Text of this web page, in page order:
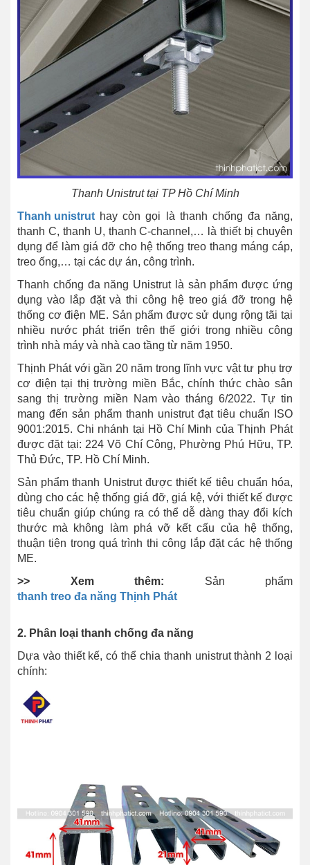
Thanh Unistrut tại TP Hồ Chí Minh
Thanh unistrut hay còn gọi là thanh chống đa năng,
thanh C, thanh U, thanh C-channel,… là thiết bị chuyên
dụng để làm giá đỡ cho hệ thống treo thang máng cáp,
treo ống,… tại các dự án, công trình.
Thanh chống đa năng Unistrut là sản phẩm được ứng
dụng vào lắp đặt và thi công hệ treo giá đỡ trong hệ
thống cơ điện ME. Sản phẩm được sử dụng rộng tãi tại
nhiều nước phát triển trên thế giới trong nhiều công
trình nhà máy và nhà cao tầng từ năm 1950.
Thịnh Phát với gần 20 năm trong lĩnh vực vật tư phụ trợ
cơ điện tại thị trường miền Bắc, chính thức chào sân
sang thị trường miền Nam vào tháng 6/2022. Tự tin
mang đến sản phẩm thanh unistrut đạt tiêu chuẩn ISO
9001:2015. Chi nhánh tại Hồ Chí Minh của Thịnh Phát
được đặt tại: 224 Võ Chí Công, Phường Phú Hữu, TP.
Thủ Đức, TP. Hồ Chí Minh.
Sản phẩm thanh Unistrut được thiết kế tiêu chuẩn hóa,
dùng cho các hệ thống giá đỡ, giá kệ, với thiết kế được
tiêu chuẩn giúp chúng ra có thể dễ dàng thay đổi kích
thước mà không làm phá vỡ kết cấu của hệ thống,
thuận tiện trong quá trình thi công lắp đặt các hệ thống
ME.
>> Xem thêm: Sản phẩm
thanh treo đa năng Thịnh Phát
2. Phân loại thanh chống đa năng
Dựa vào thiết kế, có thể chia thanh unistrut thành 2 loại
chính: